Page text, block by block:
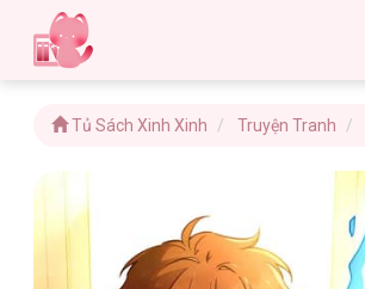
Tủ Sách Xinh Xinh Truyện Tranh